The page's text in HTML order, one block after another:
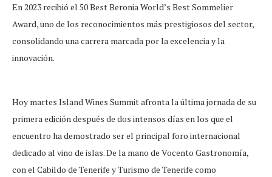
En 2023 recibió el 50 Best Beronia World’s Best Sommelier
Award, uno de los reconocimientos más prestigiosos del sector,
consolidando una carrera marcada por la excelencia y la
innovación.
Hoy martes Island Wines Summit afronta la última jornada de su
primera edición después de dos intensos días en los que el
encuentro ha demostrado ser el principal foro internacional
dedicado al vino de islas. De la mano de Vocento Gastronomía,
con el Cabildo de Tenerife y Turismo de Tenerife como